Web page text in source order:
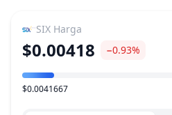
SIX Harga
$0.00418 −0.93%
Kisaran Harga
$0.0041667